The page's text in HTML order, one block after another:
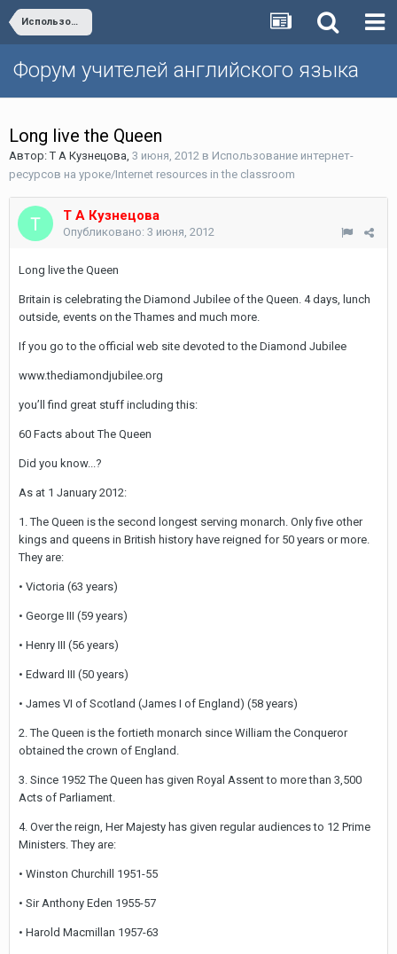
Использование интернет-ресурсов на уроке/Internet resources in the classroom
Форум учителей английского языка
Long live the Queen
Автор:Т А Кузнецова, 3 июня, 2012 в Использование интернет-
ресурсов на уроке/Internet resources in the classroom
Т А Кузнецова
Опубликовано: 3 июня, 2012
Long live the Queen
Britain is celebrating the Diamond Jubilee of the Queen. 4 days, lunch
outside, events on the Thames and much more.
If you go to the official web site devoted to the Diamond Jubilee
www.thediamondjubilee.org
you’ll find great stuff including this:
60 Facts about The Queen
Did you know...?
As at 1 January 2012:
1. The Queen is the second longest serving monarch. Only five other
kings and queens in British history have reigned for 50 years or more.
They are:
• Victoria (63 years)
• George III (59 years)
• Henry III (56 years)
• Edward III (50 years)
• James VI of Scotland (James I of England) (58 years)
2. The Queen is the fortieth monarch since William the Conqueror
obtained the crown of England.
3. Since 1952 The Queen has given Royal Assent to more than 3,500
Acts of Parliament.
4. Over the reign, Her Majesty has given regular audiences to 12 Prime
Ministers. They are:
• Winston Churchill 1951-55
• Sir Anthony Eden 1955-57
• Harold Macmillan 1957-63